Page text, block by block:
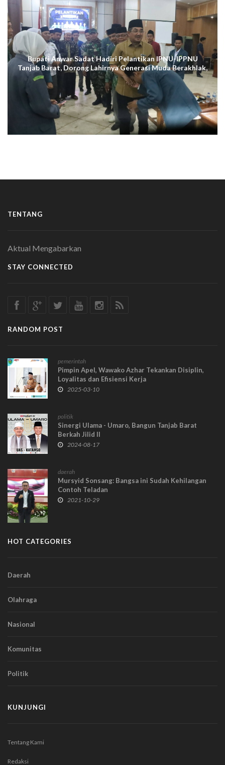
Bupati Anwar Sadat Hadiri Pelantikan IPNU-IPPNU
Tanjab Barat, Dorong Lahirnya Generasi Muda Berakhlak,
Cerdas Digital, dan Berdaya Saing
TENTANG
Aktual Mengabarkan
STAY CONNECTED
RANDOM POST
pemerintah
Pimpin Apel, Wawako Azhar Tekankan Disiplin,
Loyalitas dan Efisiensi Kerja
2025-03-10
politik
Sinergi Ulama - Umaro, Bangun Tanjab Barat
Berkah Jilid II
2024-08-17
daerah
Mursyid Sonsang: Bangsa ini Sudah Kehilangan
Contoh Teladan
2021-10-29
HOT CATEGORIES
Daerah
Olahraga
Nasional
Komunitas
Politik
KUNJUNGI
Tentang Kami
Redaksi